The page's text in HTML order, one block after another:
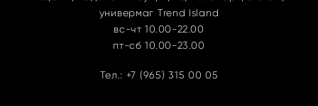
универмаг Trend Island
вс-чт 10.00-22.00
пт-сб 10.00-23.00
Тел.: +7 (965) 315 00 05